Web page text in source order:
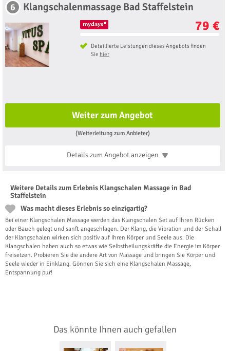
6 Klangschalenmassage Bad Staffelstein
79 €
Detaillierte Leistungen dieses Angebots finden
Sie hier
Weiter zum Angebot
(Weiterleitung zum Anbieter)
Details zum Angebotanzeigen
Weitere Details zum Erlebnis Klangschalen Massage in Bad
Staffelstein
Was macht dieses Erlebnis so einzigartig?
Bei einer Klangschalen Massage werden das Klangschalen Set auf Ihren Rücken
oder Bauch gelegt und sanft angeschlagen. Der Klang, die Vibration und der Schall
der Klangschalen wirken sich positiv auf Ihren Körper und Seele aus. Die
Klangschalen haben auch so etwas wie Selbstheilungskräfte die Energie im Körper
freisetzen. Probieren Sie die andere Art von Massage und bringen Sie Körper und
Seele wieder in Einklang. Gönnen Sie sich eine Klangschalen Massage,
Entspannung pur!
Das könnte Ihnen auch gefallen